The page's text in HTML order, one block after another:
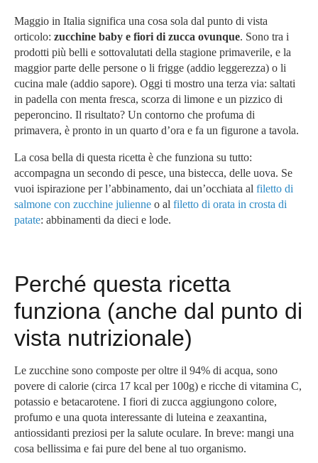
Maggio in Italia significa una cosa sola dal punto di vista
orticolo: zucchine baby e fiori di zucca ovunque. Sono tra i
prodotti più belli e sottovalutati della stagione primaverile, e la
maggior parte delle persone o li frigge (addio leggerezza) o li
cucina male (addio sapore). Oggi ti mostro una terza via: saltati
in padella con menta fresca, scorza di limone e un pizzico di
peperoncino. Il risultato? Un contorno che profuma di
primavera, è pronto in un quarto d’ora e fa un figurone a tavola.
La cosa bella di questa ricetta è che funziona su tutto:
accompagna un secondo di pesce, una bistecca, delle uova. Se
vuoi ispirazione per l’abbinamento, dai un’occhiata al filetto di
salmone con zucchine julienne o al filetto di orata in crosta di
patate: abbinamenti da dieci e lode.
Perché questa ricetta
funziona (anche dal punto di
vista nutrizionale)
Le zucchine sono composte per oltre il 94% di acqua, sono
povere di calorie (circa 17 kcal per 100g) e ricche di vitamina C,
potassio e betacarotene. I fiori di zucca aggiungono colore,
profumo e una quota interessante di luteina e zeaxantina,
antiossidanti preziosi per la salute oculare. In breve: mangi una
cosa bellissima e fai pure del bene al tuo organismo.